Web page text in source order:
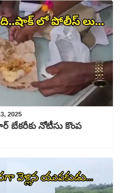
2025
బేకరీకు నోటీసు కొంప